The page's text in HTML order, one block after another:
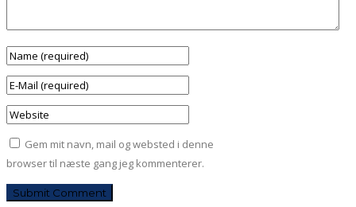
Gem mit navn, mail og websted i denne
browser til næste gang jeg kommenterer.